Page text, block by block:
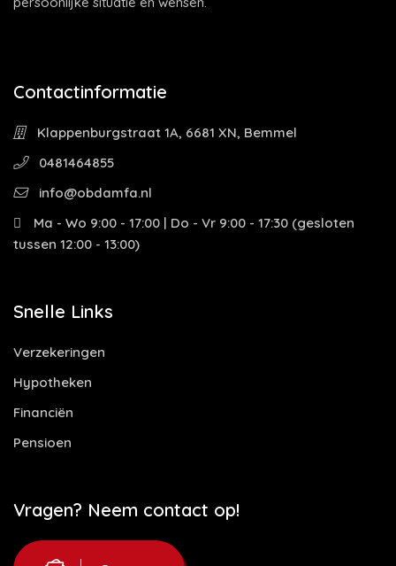
Contactinformatie
Klappenburgstraat 1A, 6681 XN, Bemmel
0481464855
info@obdamfa.nl
Ma - Wo 9:00 - 17:00 | Do - Vr 9:00 - 17:30 (gesloten
tussen 12:00 - 13:00)
Snelle Links
Verzekeringen
Hypotheken
Financiën
Pensioen
Vragen? Neem contact op!